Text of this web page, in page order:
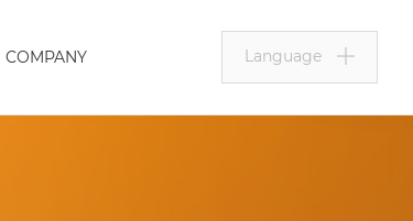
COMPANY Language